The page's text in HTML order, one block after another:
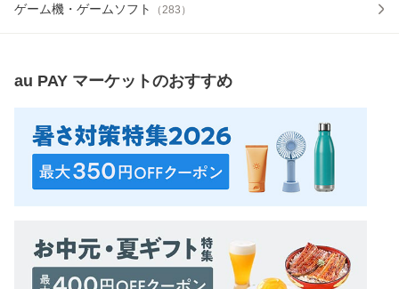
ゲーム機・ゲームソフト （283 ）
au PAY マーケットのおすすめ